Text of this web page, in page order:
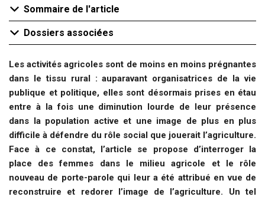
Sommaire de l'article
Dossiers associées
Les activités agricoles sont de moins en moins prégnantes
dans le tissu rural : auparavant organisatrices de la vie
publique et politique, elles sont désormais prises en étau
entre à la fois une diminution lourde de leur présence
dans la population active et une image de plus en plus
difficile à défendre du rôle social que jouerait l’agriculture.
Face à ce constat, l’article se propose d’interroger la
place des femmes dans le milieu agricole et le rôle
nouveau de porte-parole qui leur a été attribué en vue de
reconstruire et redorer l’image de l’agriculture. Un tel